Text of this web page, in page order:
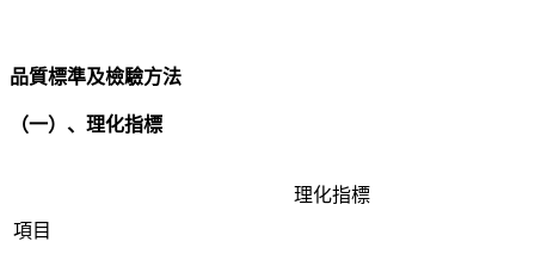
品質標準及檢驗方法
（一）、理化指標
項目
理化指標